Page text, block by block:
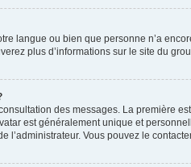
langue ou bien que personne n’a
plus d’informations sur le site du
des messages. La première
est généralement unique et
l’administrateur. Vous pouvez le